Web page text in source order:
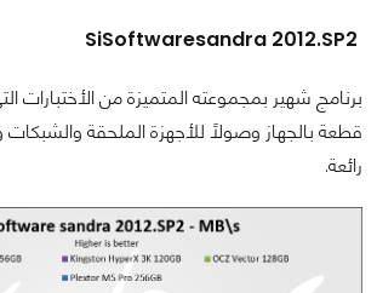
برنامج شهير بمجموعته المتميزة من الأختبارات
قطعة بالجهاز وصولاً للأجهزة الملحقة والشبكات
رائعة.